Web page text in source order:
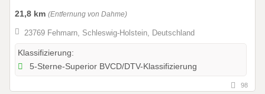
21,8 km (Entfernung von Dahme)
23769 Fehmarn, Schleswig-Holstein, Deutschland
Klassifizierung:
5-Sterne-Superior BVCD/DTV-Klassifizierung
98